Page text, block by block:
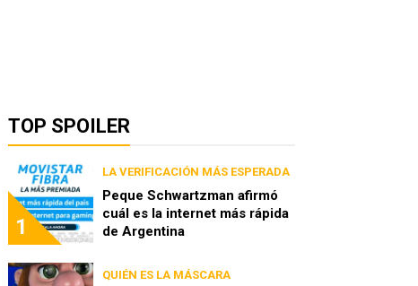
TOP SPOILER
1
LA VERIFICACIÓN MÁS ESPERADA
Peque Schwartzman afirmó
cuál es la internet más rápida
de Argentina
QUIÉN ES LA MÁSCARA